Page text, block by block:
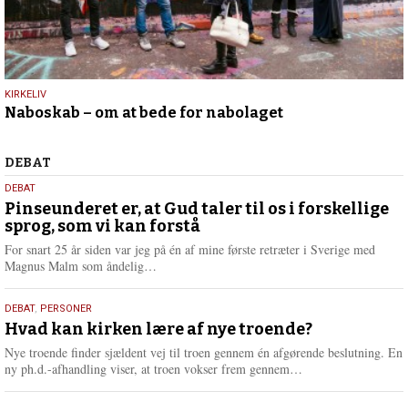
9.
juli
KIRKELIV
Naboskab – om at bede for nabolaget
Debat
DEBAT
5.
august
2026
DEBAT
Pinseunderet er, at Gud taler til os i forskellige
sprog, som vi kan forstå
For snart 25 år siden var jeg på én af mine første retræter i Sverige med
Magnus Malm som åndelig…
e
r
e
25.
juli
2026
DEBAT, PERSONER
Hvad kan kirken lære af nye troende?
Nye troende finder sjældent vej til troen gennem én afgørende beslutning. En
ny ph.d.-afhandling viser, at troen vokser frem gennem…